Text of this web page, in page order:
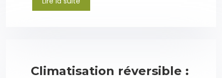
Climatisation réversible :